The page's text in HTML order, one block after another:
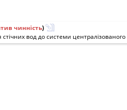
чинність)
вод до системи централізованого